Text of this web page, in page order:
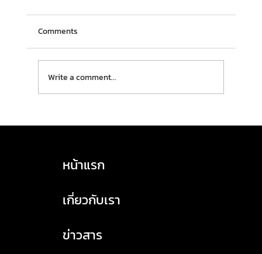
HASLA เปิดรับสมัครอบรม! หลักสูตร TSM
กุมภาพันธ์ 2569
Comments
Write a comment...
หน้าแรก
เกี่ยวกับเรา
ข่าวสาร